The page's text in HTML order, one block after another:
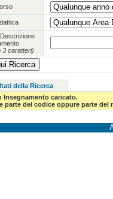
3 caratteri)
della Ricerca
Insegnamento caricato.
parte del codice oppure parte